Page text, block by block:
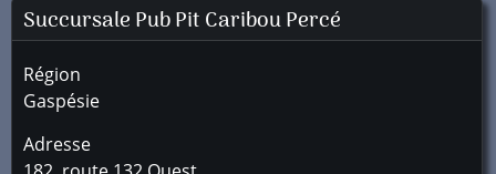
SuccursalePub Pit Caribou Percé
Région
Gaspésie
Adresse